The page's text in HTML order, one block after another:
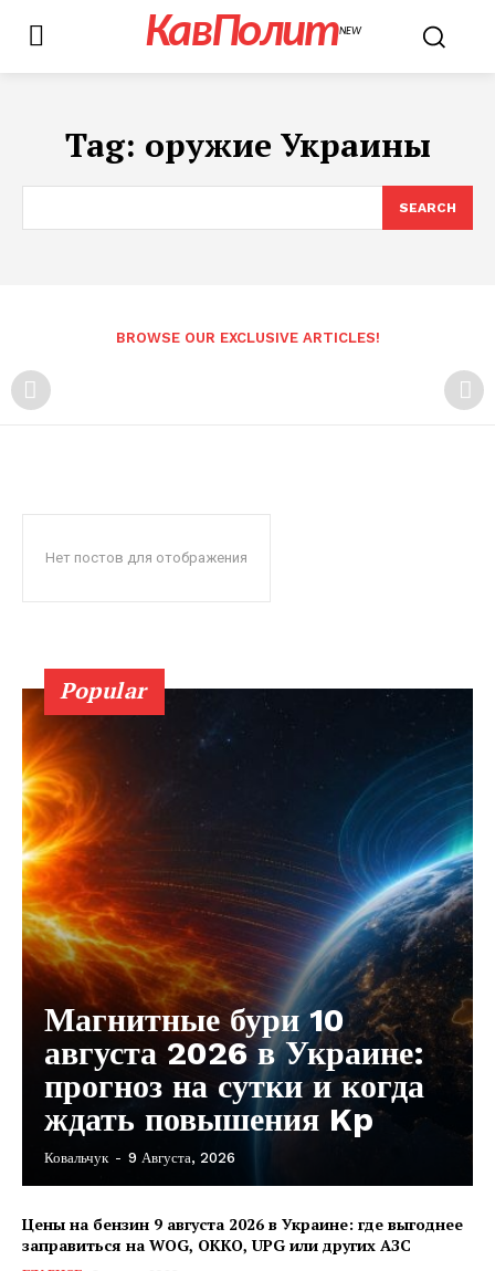
КавПолитNEW
Tag: оружие Украины
SEARCH
BROWSE OUR EXCLUSIVE ARTICLES!
Нет постов для отображения
Popular
Магнитные бури 10
августа 2026 в Украине:
прогноз на сутки и когда
ждать повышения Kp
Ковальчук - 9 Августа, 2026
Цены на бензин 9 августа 2026 в Украине: где выгоднее
заправиться на WOG, OKKO, UPG или других АЗС